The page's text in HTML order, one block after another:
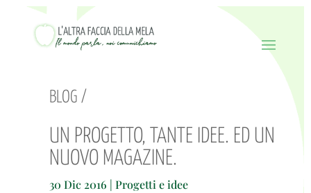
BLOG /
UN PROGETTO, TANTE IDEE. ED UN
NUOVO MAGAZINE.
30 Dic 2016 |Progetti e idee